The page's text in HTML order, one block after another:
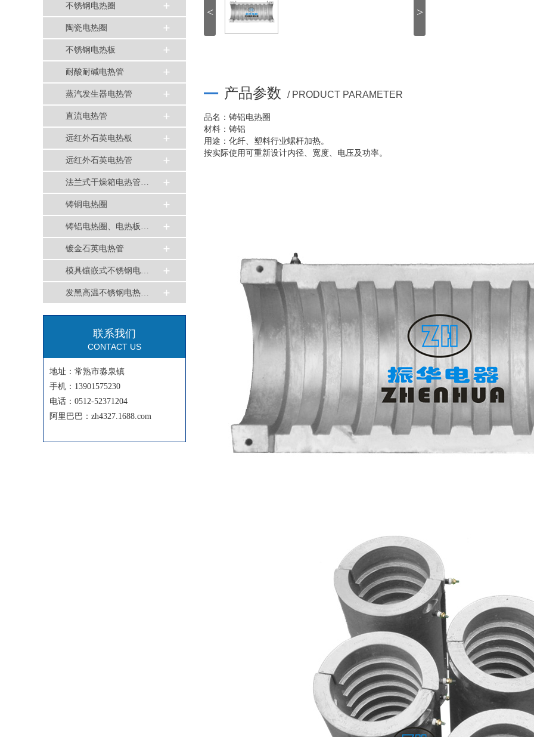
不锈钢电热圈
陶瓷电热圈
不锈钢电热板
耐酸耐碱电热管
蒸汽发生器电热管
直流电热管
远红外石英电热板
远红外石英电热管
法兰式干燥箱电热管…
铸铜电热圈
铸铝电热圈、电热板…
镀金石英电热管
模具镶嵌式不锈钢电…
发黑高温不锈钢电热…
联系我们
CONTACT US
地址：常熟市淼泉镇
手机：13901575230
电话：0512-52371204
阿里巴巴：zh4327.1688.com
< >
产品参数 / PRODUCT PARAMETER
品名：铸铝电热圈
材料：铸铝
用途：化纤、塑料行业螺杆加热。
按实际使用可重新设计内径、宽度、电压及功率。